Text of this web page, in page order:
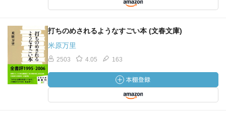
打ちのめされるようなすごい本 (文春文庫)
米原万里
2503 4.05 163